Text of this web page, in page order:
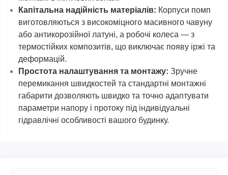
Капітальна надійність матеріалів: Корпуси помп
виготовляються з високоміцного масивного чавуну
або антикорозійної латуні, а робочі колеса — з
термостійких композитів, що виключає появу іржі та
деформацій.
Простота налаштування та монтажу: Зручне
перемикання швидкостей та стандартні монтажні
габарити дозволяють швидко та точно адаптувати
параметри напору і протоку під індивідуальні
гідравлічні особливості вашого будинку.